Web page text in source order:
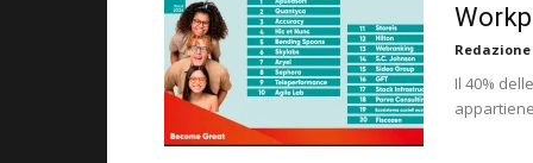
Il 40%